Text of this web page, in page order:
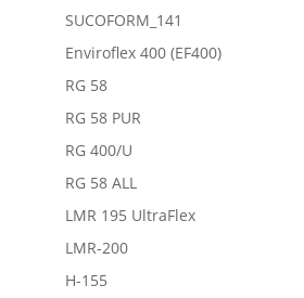
SUCOFORM_141
Enviroflex 400 (EF400)
RG 58
RG 58 PUR
RG 400/U
RG 58 ALL
LMR 195 UltraFlex
LMR-200
H-155